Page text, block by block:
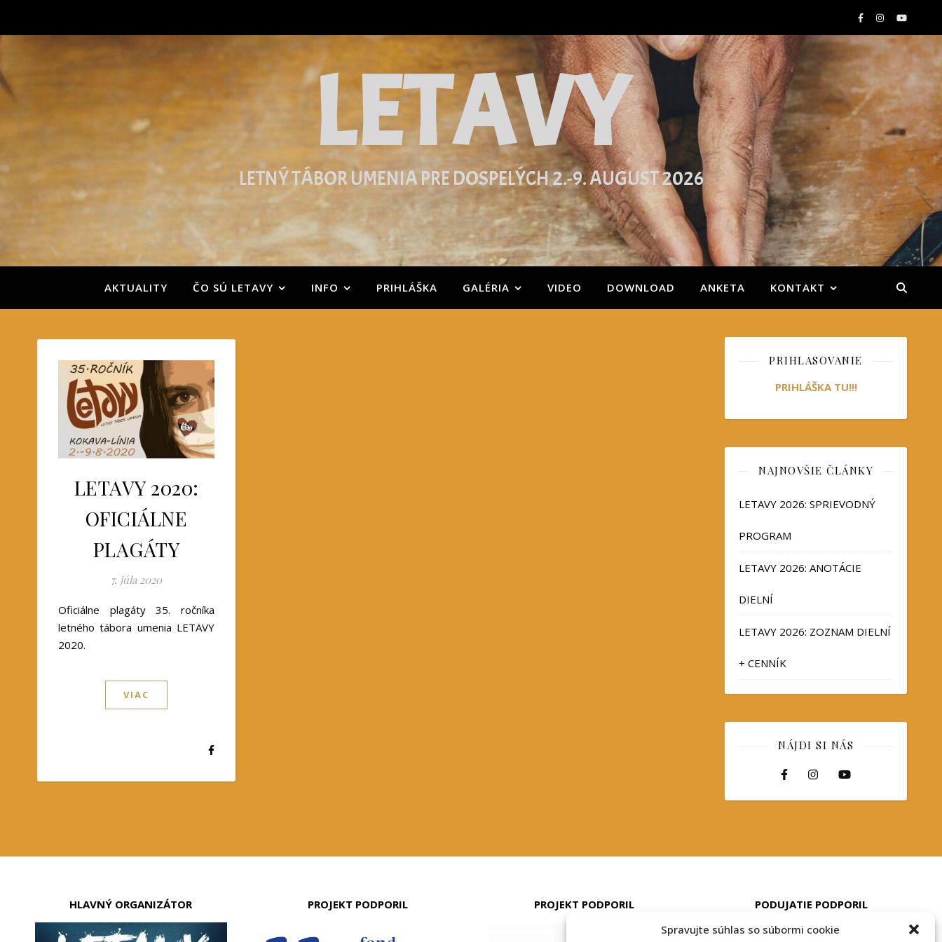
Spravujte súhlas so súbormi cookie
LETAVY
LETNÝ TÁBOR UMENIA PRE DOSPELÝCH 2.-9. AUGUST 2026
AKTUALITY ČO SÚ LETAVY INFO PRIHLÁŠKA GALÉRIA VIDEO DOWNLOAD ANKETA KONTAKT
LETAVY 2020:
OFICIÁLNE
PLAGÁTY
7. júla 2020
Oficiálne plagáty 35. ročníka
letného tábora umenia LETAVY
2020.
VIAC
PRIHLASOVANIE
PRIHLÁŠKA TU!!!
NAJNOVŠIE ČLÁNKY
LETAVY 2026: SPRIEVODNÝ
PROGRAM
LETAVY 2026: ANOTÁCIE
DIELNÍ
LETAVY 2026: ZOZNAM DIELNÍ
+ CENNÍK
NÁJDI SI NÁS
HLAVNÝ ORGANIZÁTOR PROJEKT PODPORIL PROJEKT PODPORIL PODUJATIE PODPORIL